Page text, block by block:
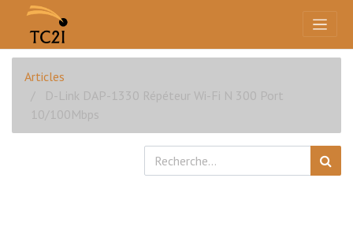
Articles
D-Link DAP-1330 Répéteur Wi-Fi N 300 Port
10/100Mbps